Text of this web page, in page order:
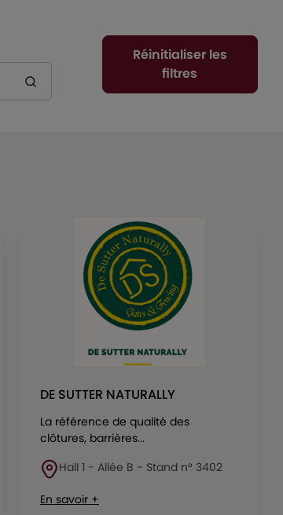
Réinitialiser les
filtres
DE SUTTER NATURALLY
La référence de qualité des
clôtures, barrières...
Hall 1 - Allée B - Stand n° 3402
En savoir +